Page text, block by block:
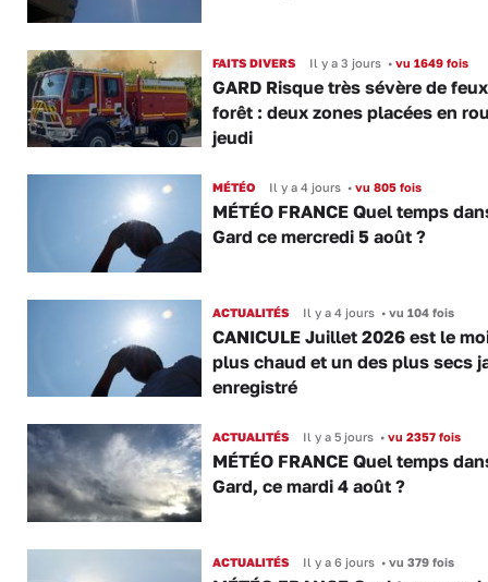
FAITS DIVERS Il y a 3 jours •vu 1649 fois
GARD Risque très sévère de
forêt : deux zones placées en
jeudi
MÉTÉO Il y a 4 jours •vu 805 fois
MÉTÉO FRANCE Quel temps
Gard ce mercredi 5 août ?
ACTUALITÉS Il y a 4 jours •vu 104 fois
CANICULE Juillet 2026 est le
plus chaud et un des plus secs
enregistré
ACTUALITÉS Il y a 5 jours •vu 2357 fois
MÉTÉO FRANCE Quel temps
Gard, ce mardi 4 août ?
ACTUALITÉS Il y a 6 jours •vu 379 fois